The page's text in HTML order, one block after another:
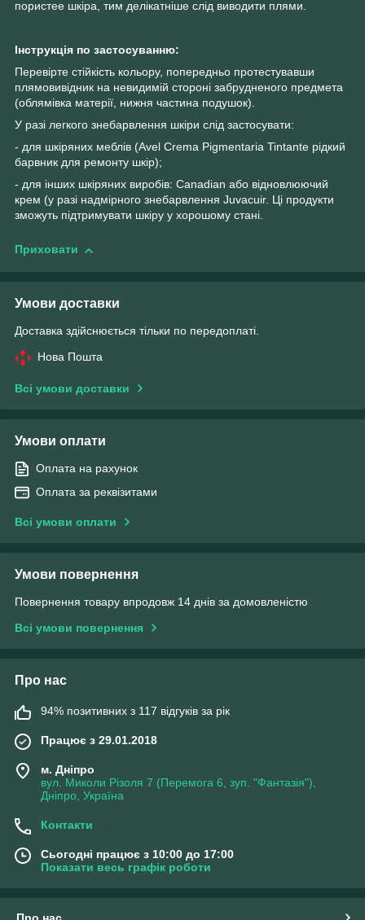
пористее шкіра, тим делікатніше слід виводити плями.
Інструкція по застосуванню:
Перевірте стійкість кольору, попередньо протестувавши
плямовивідник на невидимій стороні забрудненого предмета
(облямівка матерії, нижня частина подушок).
У разі легкого знебарвлення шкіри слід застосувати:
- для шкіряних меблів (Avel Crema Pigmentaria Tintante рідкий
барвник для ремонту шкір);
- для інших шкіряних виробів: Canadian або відновлюючий
крем (у разі надмірного знебарвлення Juvacuir. Ці продукти
зможуть підтримувати шкіру у хорошому стані.
Приховати
Умови доставки
Доставка здійснюється тільки по передоплаті.
Нова Пошта
Всі умови доставки
Умови оплати
Оплата на рахунок
Оплата за реквізитами
Всі умови оплати
Умови повернення
Повернення товару впродовж 14 днів за домовленістю
Всі умови повернення
Про нас
94% позитивних з 117 відгуків за рік
Працює з 29.01.2018
м. Дніпро
вул. Миколи Різоля 7 (Перемога 6, зуп. "Фантазія"),
Дніпро, Україна
Контакти
Сьогодні працює з 10:00 до 17:00
Показати весь графік роботи
Про нас